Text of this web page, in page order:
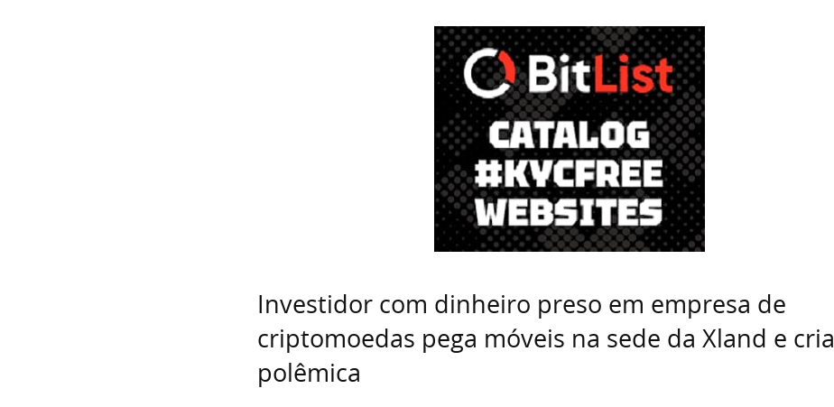
Investidor com dinheiro preso em empresa de
criptomoedas pega móveis na sede da Xland e cria
polêmica